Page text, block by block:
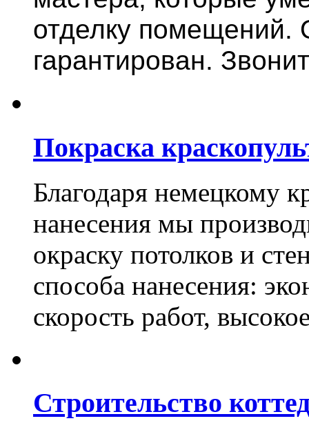
отделку помещений.
гарантирован.
Покраска
Благодаря немецкому
нанесения мы
окраску потолков и
способа нанесения:
скорость работ,
Строительство